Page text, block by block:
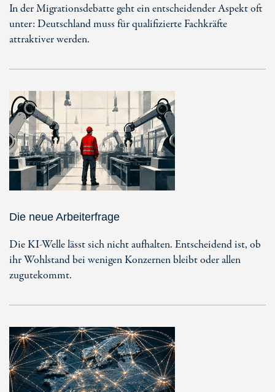
In der Migrationsdebatte geht ein entscheidender Aspekt oft
unter: Deutschland muss für qualifizierte Fachkräfte
attraktiver werden.
Die neue Arbeiterfrage
Die KI-Welle lässt sich nicht aufhalten. Entscheidend ist, ob
ihr Wohlstand bei wenigen Konzernen bleibt oder allen
zugutekommt.